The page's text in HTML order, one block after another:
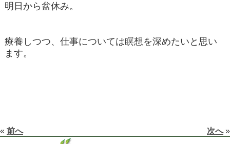
明日から盆休み。
療養しつつ、仕事については瞑想を深めたいと思い
ます。
« 前へ 次へ»